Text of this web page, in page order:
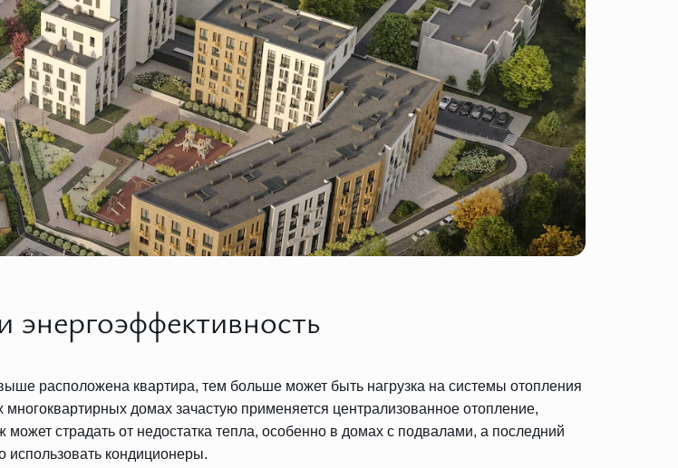
расположена квартира, тем больше может быть нагрузка на системы отопления
домах зачастую применяется централизованное отопление,
страдать от недостатка тепла, особенно в домах с подвалами, а последний
использовать кондиционеры.